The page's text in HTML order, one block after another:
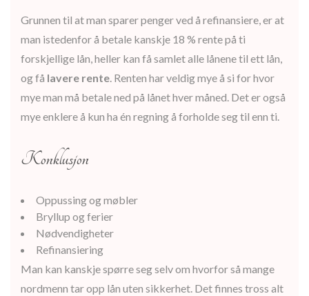
Grunnen til at man sparer penger ved å refinansiere, er at
man istedenfor å betale kanskje 18 % rente på ti
forskjellige lån, heller kan få samlet alle lånene til ett lån,
og få lavere rente. Renten har veldig mye å si for hvor
mye man må betale ned på lånet hver måned. Det er også
mye enklere å kun ha én regning å forholde seg til enn ti.
Konklusjon
Oppussing og møbler
Bryllup og ferier
Nødvendigheter
Refinansiering
Man kan kanskje spørre seg selv om hvorfor så mange
nordmenn tar opp lån uten sikkerhet. Det finnes tross alt